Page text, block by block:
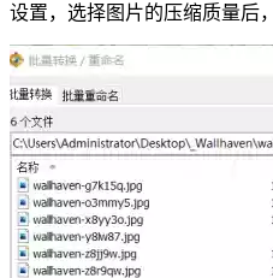
设置，选择图片的压缩质量后